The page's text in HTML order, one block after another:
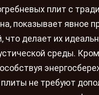
плит с
показывает явное
что делает их
среды.
не требуют